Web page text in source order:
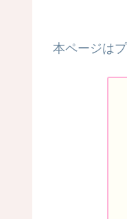
本ページは